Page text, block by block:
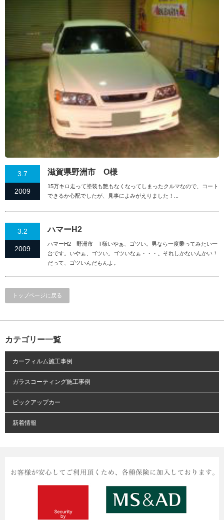
3.7
2009
滋賀県野洲市 O様
15万キロ走って塗装も艶もなくなってしまったクルマなので、コート
できるか心配でしたが、見事によみがえりました！...
3.2
2009
ハマーH2
ハマーH2 野洲市 T様いやぁ、ゴツい。男なら一度乗ってみたい一
台です。いやぁ、ゴツい。ゴツいなぁ・・・。それしかないんかい！
だって、ゴツいんだもんよ。
トップページに戻る
カテゴリー一覧
カーフィルム施工事例
ガラスコーティング施工事例
ピックアップカー
新着情報